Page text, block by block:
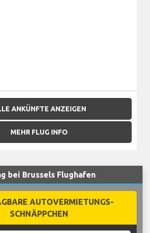
ANKÜNFTE ANZEIGEN
MEHR FLUG INFO
bei Brussels Flughafen
AUTOVERMIETUNGS-
SCHNÄPPCHEN